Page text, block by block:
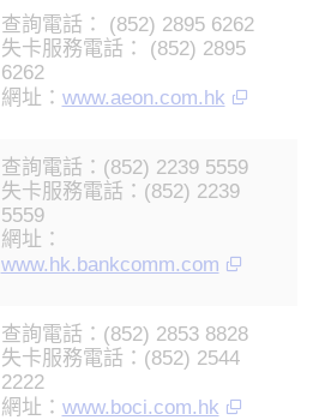
查詢電話： (852) 2895 6262
失卡服務電話： (852) 2895
6262
網址： www.aeon.com.hk
查詢電話：(852) 2239 5559
失卡服務電話：(852) 2239
5559
網址：
www.hk.bankcomm.com
查詢電話：(852) 2853 8828
失卡服務電話：(852) 2544
2222
網址： www.boci.com.hk